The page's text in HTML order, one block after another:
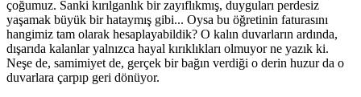
çoğumuz. Sanki kırılganlık bir zayıflıkmış, duyguları perdesiz
yaşamak büyük bir hataymış gibi... Oysa bu öğretinin faturasını
hangimiz tam olarak hesaplayabildik? O kalın duvarların ardında,
dışarıda kalanlar yalnızca hayal kırıklıkları olmuyor ne yazık ki.
Neşe de, samimiyet de, gerçek bir bağın verdiği o derin huzur da o
duvarlara çarpıp geri dönüyor.